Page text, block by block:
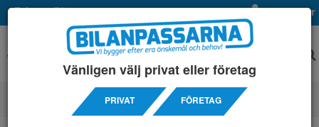
Privat Företag Mina sidor
ALKOMÄTARE / ALKOLÅS
Vänligen välj privat eller företag
PRIVAT FÖRETAG